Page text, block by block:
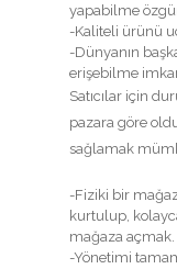
yapabilme
-Kaliteli ürünü
-Dünyanın
erişebilme
Satıcılar için
pazara göre
sağlamak
-Fiziki bir
kurtulup,
mağaza açmak.
-Yönetimi